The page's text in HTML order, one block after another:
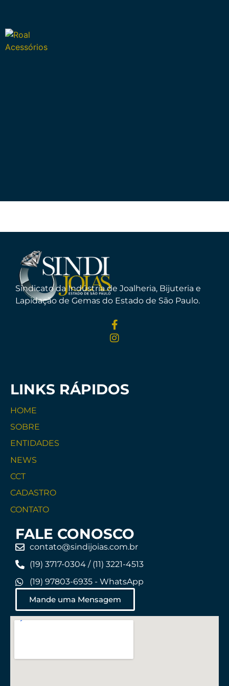
Sindicato da Indústria de Joalheria, Bijuteria e
Lapidação de Gemas do Estado de São Paulo.
LINKS RÁPIDOS
HOME
SOBRE
ENTIDADES
NEWS
CCT
CADASTRO
CONTATO
FALE CONOSCO
contato@sindijoias.com.br
(19) 3717-0304 / (11) 3221-4513
(19) 97803-6935 - WhatsApp
Mande uma Mensagem